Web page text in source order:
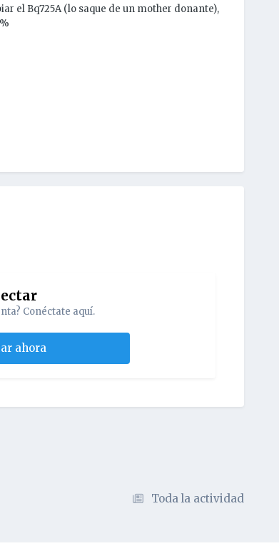
el Bq725A (lo saque de un mother donante),
Conéctate aquí.
ahora
Toda la actividad